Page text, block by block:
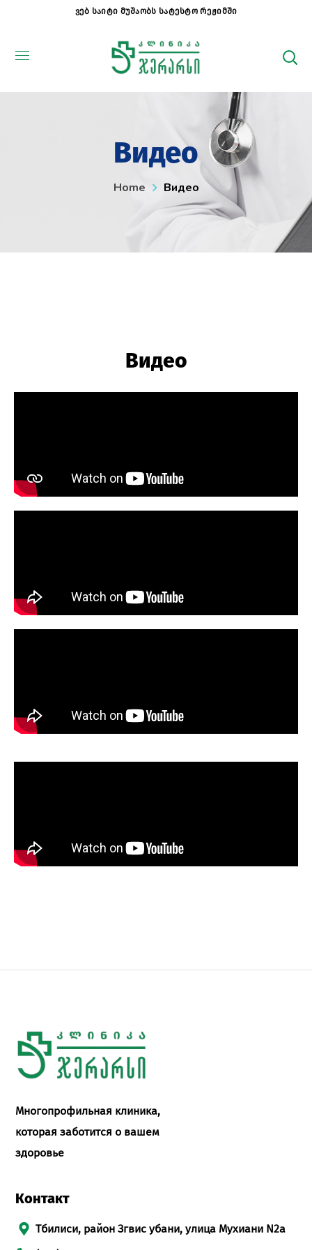
ვებ საიტი მუშაობს სატესტო რეჟიმში
Видео
Home Видео
Видео
Многопрофильная клиника,
которая заботится о вашем
здоровье
Контакт
Тбилиси, район Згвис убани, улица Мухиани N2а